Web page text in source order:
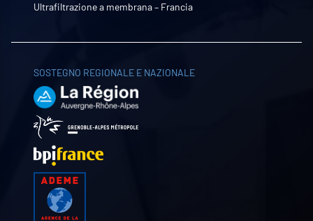
Ultrafiltrazione a membrana – Francia
SOSTEGNO REGIONALE E NAZIONALE